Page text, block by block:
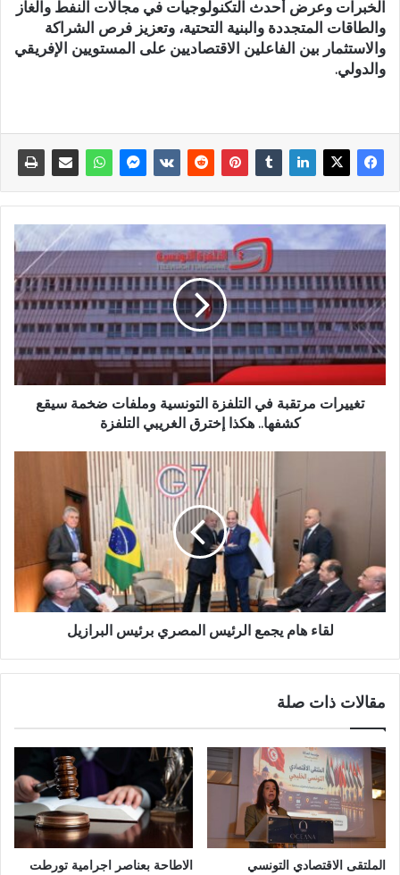
الخبرات وعرض أحدث التكنولوجيات في مجالات النفط والغاز
والطاقات المتجددة والبنية التحتية، وتعزيز فرص الشراكة
والاستثمار بين الفاعلين الاقتصاديين على المستويين الإفريقي
والدولي.
تغييرات مرتقبة في التلفزة التونسية وملفات ضخمة سيقع
كشفها.. هكذا إخترق الغريبي التلفزة
لقاء هام يجمع الرئيس المصري برئيس البرازيل
مقالات ذات صلة
الملتقى الاقتصادي التونسي
الاطاحة بعناصر اجرامية تورطت